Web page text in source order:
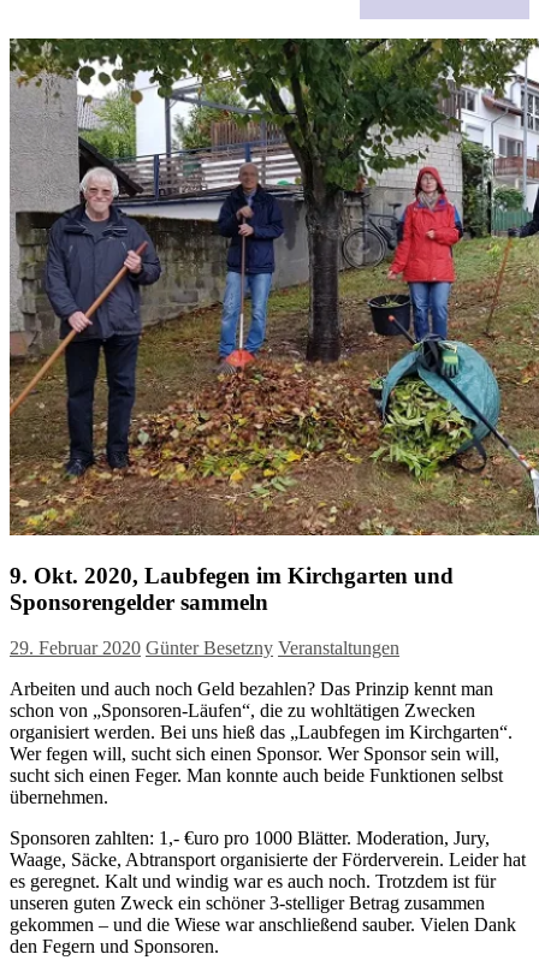
9. Okt. 2020, Laubfegen im Kirchgarten und
Sponsorengelder sammeln
29. Februar 2020 Günter Besetzny Veranstaltungen
Arbeiten und auch noch Geld bezahlen? Das Prinzip kennt man
schon von „Sponsoren-Läufen“, die zu wohltätigen Zwecken
organisiert werden. Bei uns hieß das „Laubfegen im Kirchgarten“.
Wer fegen will, sucht sich einen Sponsor. Wer Sponsor sein will,
sucht sich einen Feger. Man konnte auch beide Funktionen selbst
übernehmen.
Sponsoren zahlten: 1,- €uro pro 1000 Blätter. Moderation, Jury,
Waage, Säcke, Abtransport organisierte der Förderverein. Leider hat
es geregnet. Kalt und windig war es auch noch. Trotzdem ist für
unseren guten Zweck ein schöner 3-stelliger Betrag zusammen
gekommen – und die Wiese war anschließend sauber. Vielen Dank
den Fegern und Sponsoren.